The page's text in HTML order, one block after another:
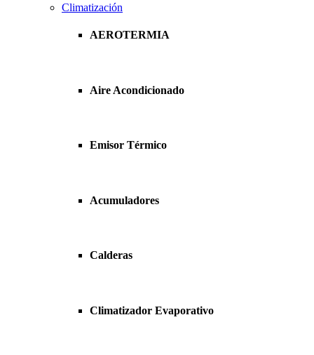
Climatización
AEROTERMIA
Aire Acondicionado
Emisor Térmico
Acumuladores
Calderas
Climatizador Evaporativo